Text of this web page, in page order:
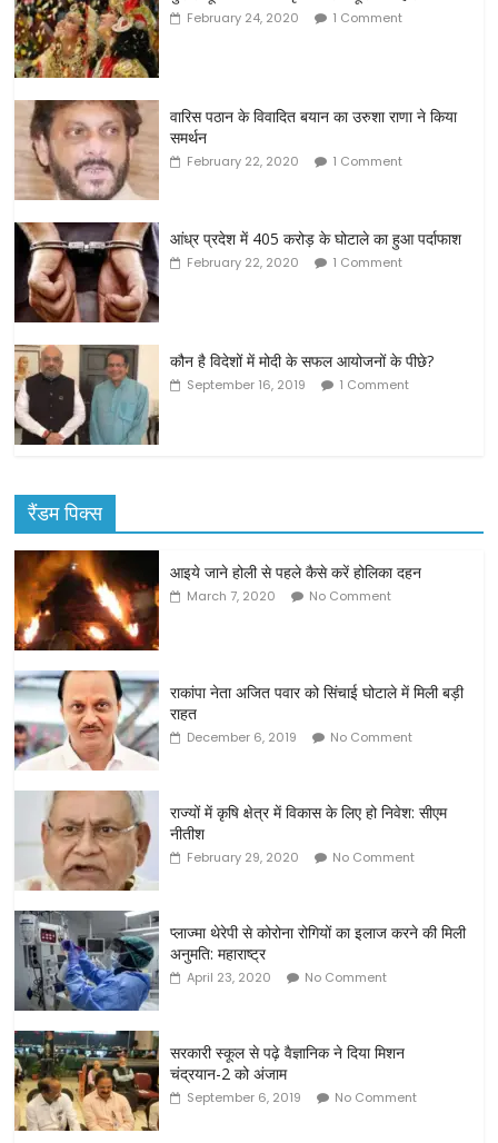
February 24, 2020 1 Comment
वारिस पठान के विवादित बयान का उरुशा राणा ने किया
समर्थन
February 22, 2020 1 Comment
आंध्र प्रदेश में 405 करोड़ के घोटाले का हुआ पर्दाफाश
February 22, 2020 1 Comment
कौन है विदेशों में मोदी के सफल आयोजनों के पीछे?
September 16, 2019 1 Comment
रैंडम पिक्स
आइये जाने होली से पहले कैसे करें होलिका दहन
March 7, 2020 No Comment
राकांपा नेता अजित पवार को सिंचाई घोटाले में मिली बड़ी
राहत
December 6, 2019 No Comment
राज्यों में कृषि क्षेत्र में विकास के लिए हो निवेश: सीएम
नीतीश
February 29, 2020 No Comment
प्लाज्मा थेरेपी से कोरोना रोगियों का इलाज करने की मिली
अनुमति: महाराष्ट्र
April 23, 2020 No Comment
सरकारी स्कूल से पढ़े वैज्ञानिक ने दिया मिशन
चंद्रयान-2 को अंजाम
September 6, 2019 No Comment